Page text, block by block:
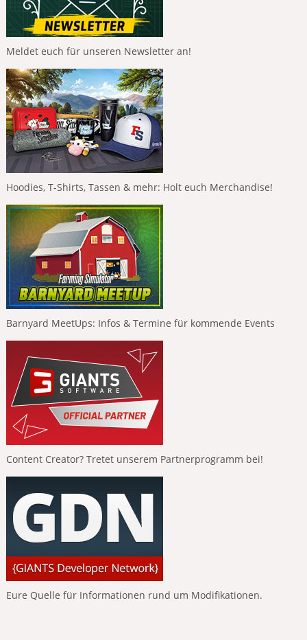
Meldet euch für unseren Newsletter an!
Hoodies, T-Shirts, Tassen & mehr: Holt euch Merchandise!
Barnyard MeetUps: Infos & Termine für kommende Events
Content Creator? Tretet unserem Partnerprogramm bei!
Eure Quelle für Informationen rund um Modifikationen.